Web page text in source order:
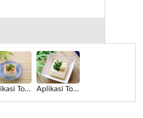
Aplikasi Tofu untuk Mesin Pasteur Tiga Peringkat Aplikasi Tofu untuk Pasteurisasi Penyejukan